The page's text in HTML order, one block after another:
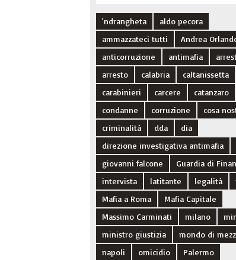
'ndrangheta
aldo pecora
ammazzateci tutti
Andrea
anticorruzione
antimafia
arresto
calabria
caltanissetta
carabinieri
carcere
catanzaro
condanne
corruzione
cosa
criminalità
dda
dia
direzione investigativa antimafia
giovanni falcone
Guardia di
intervista
latitante legalità
Mafia a Roma
Mafia Capitale
Massimo Carminati
milano
ministro giustizia
mondo di
napoli
omicidio Palermo